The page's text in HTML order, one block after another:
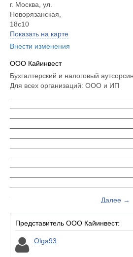
г. Москва, ул.
Новорязанская,
18с10
Показать на карте
Внести изменения
ООО Кайинвест
Бухгалтерский и налоговый
Для всех организаций: ООО и ИП
____________
Далее →
Представитель ООО Кайинвест:
Olga93